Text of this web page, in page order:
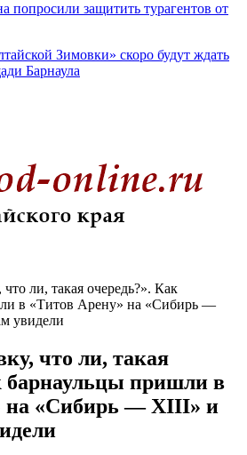
попросили защитить турагентов от
Зимовки» скоро будут ждать
Барнаула
ли, такая очередь?». Как
в «Титов Арену» на «Сибирь —
увидели
что ли, такая
барнаульцы пришли в
на «Сибирь — XIII» и